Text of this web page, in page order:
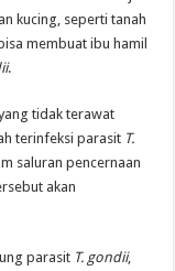
kucing, seperti tanah
membuat ibu hamil
.
tidak terawat
terinfeksi parasit T.
saluran pencernaan
akan
parasit T. gondii,